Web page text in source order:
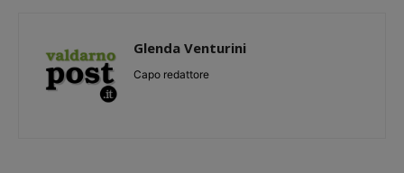
Glenda Venturini
Capo redattore